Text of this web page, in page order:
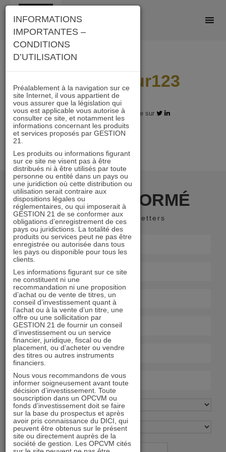
Skip
content
1an A 119sur123
07.06.2019 - Partagez l'article sur
RESTER INFORMÉ
Recevoir nos newsletters
INFORMATIONS
IMPORTANTES –
CONDITIONS
D’UTILISATION
Préalablement à la navigation sur ce
site Internet, il vous appartient de
vous assurer que la législation qui
vous est applicable vous autorise à
consulter ce site, et notamment les
informations concernant les produits
et services proposés par GESTION
21.
Les produits ou informations figurant
sur ce site ne visent pas à être
distribués ni à être utilisés par toute
personne ou entité dans un pays ou
une juridiction où cette distribution ou
utilisation serait contraire aux
dispositions légales ou
réglementaires, ou qui imposerait à
GESTION 21 de se conformer aux
obligations d’enregistrement de ces
pays ou juridictions. La totalité des
produits ou services peut ne pas être
enregistrée ou autorisée dans tous
les pays ou disponible pour tous les
clients.
Les informations figurant sur ce site
ne constituent ni une
recommandation ni une proposition
d’achat ou de vente de titres, un
conseil d’investissement quant à
l’achat ou à la vente d’un titre, une
offre ou une sollicitation par
GESTION 21 de fournir un conseil
d’investissement ou un service
financier, juridique, fiscal ou de
placement, ou d’acheter ou vendre
des titres ou autres instruments
financiers.
Nous vous recommandons de vous
informer soigneusement avant toute
décision d’investissement. Toute
souscription dans un OPCVM ou
fonds d’investissement doit se faire
sur la base du prospectus et après
avoir pris connaissance du DICI, qui
peuvent être obtenus sur le présent
site ou directement auprès de la
société de gestion. Les OPCVM cités